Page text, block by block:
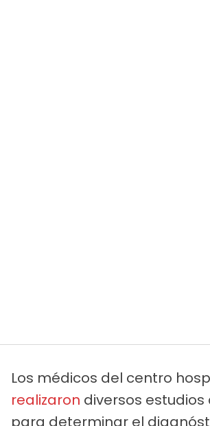
Los médicos del centro
realizaron diversos estudios
para determinar el